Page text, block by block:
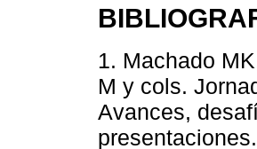
1. Machado
M y cols.
Avances,